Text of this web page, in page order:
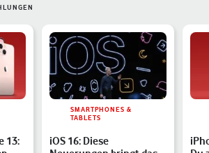
13:
SMARTPHONES &
TABLETS
iOS 16: Diese